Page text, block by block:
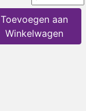
Toevoegen aan
Winkelwagen